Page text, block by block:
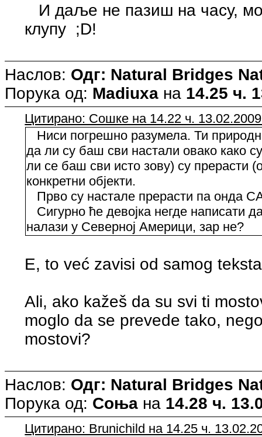
И даље не пазиш на часу,
клупу ;D!
Наслов: Одг: Natural Bridges
Порука од: Madiuxa на 14.25 ч.
Цитирано: Сошке на 14.22 ч.
Ниси погрешно разумела. Ти
да ли су баш сви настали овако како
ли се баш сви исто зову) су прерасти
конкретни објекти.
Прво су настале прерасти па онда
Сигурно ће девојка негде написати
налази у Северној Америци, зар не?
E, to već zavisi od samog
Ali, ako kažeš da su svi ti
moglo da se prevede tako,
mostovi?
Наслов: Одг: Natural Bridges
Порука од: Соња на 14.28 ч.
Цитирано: Brunichild на 14.25 ч.